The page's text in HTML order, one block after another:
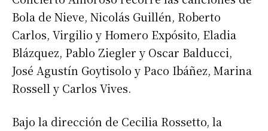
Nombre
Apellidos
Bola de Nieve, Nicolás Guillén, Roberto
Carlos, Virgilio y Homero Expósito, Eladia
Blázquez, Pablo Ziegler y Oscar Balducci,
José Agustín Goytisolo y Paco Ibáñez, Marina
Rossell y Carlos Vives.
Bajo la dirección de Cecilia Rossetto, la